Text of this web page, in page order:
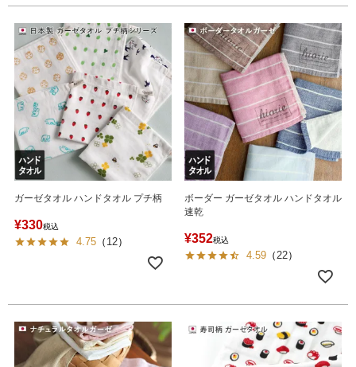
ガーゼタオル ハンドタオル プチ柄
¥330税込
4.75 （ 12）
ボーダー ガーゼタオル ハンドタオル
速乾
¥352税込
4.59 （ 22）